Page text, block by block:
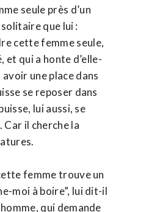
seule près d’un
que lui :
cette femme seule,
et qui a honte d’elle-
une place dans
se reposer dans
lui aussi, se
il cherche la
femme trouve un
moi à boire”, lui dit-il
qui demande